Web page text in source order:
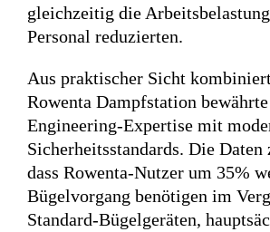
gleichzeitig die
Personal reduzierten.
Aus praktischer Sicht
Rowenta Dampfstation
Engineering-Expertise mit
Sicherheitsstandards. Die Daten
dass Rowenta-Nutzer um 35%
Bügelvorgang benötigen im
Standard-Bügelgeräten,